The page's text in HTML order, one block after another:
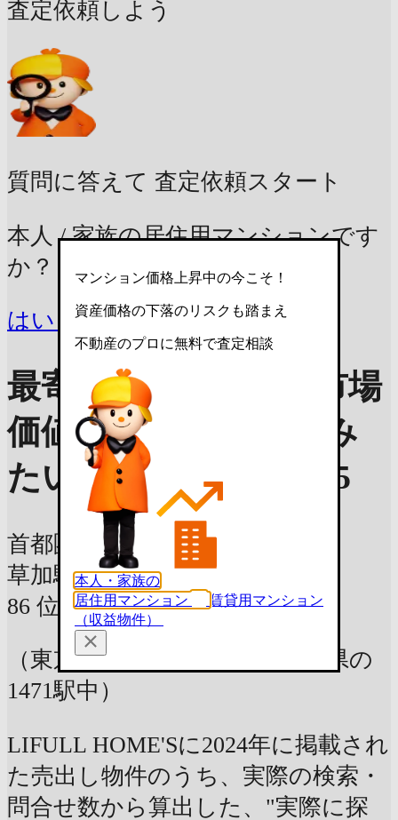
査定依頼しよう
質問に答えて 査定依頼スタート
本人 / 家族の居住用マンションです
か？
はい いいえ
最寄り駅の人気から市場
価値を見る
買って住み
たい街ランキング2025
首都圏版ランキング
草加駅東武伊勢崎線
86 位
（東京都 神奈川県 千葉県 埼玉県の
1471駅中）
LIFULL HOME'Sに2024年に掲載され
た売出し物件のうち、実際の検索・
問合せ数から算出した、"実際に探
マンション価格上昇中の今こそ！
資産価格の下落のリスクも踏まえ
不動産のプロに無料で査定相談
本人・家族の
居住用マンション
賃貸用マンション
（収益物件）